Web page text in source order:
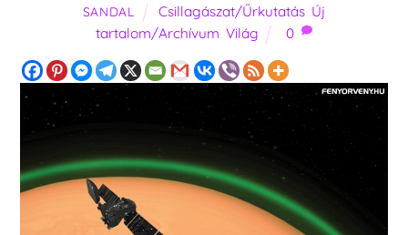
SANDAL Csillagászat/Űrkutatás Új
tartalom/Archívum Világ 0